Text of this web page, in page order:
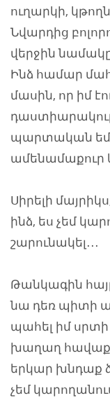
ուղարկի,
Նվարդից
վերջին նամակը
Ինձ համար
մասին, որ իմ
պարտական եմ
ամենամաքուր
Սիրելի
ինձ, ես չեմ
շարունակել․․․
Թանկագին
նա դեռ պիտի
պահել իմ
խաղաղ
երկար խնդաք
չեմ